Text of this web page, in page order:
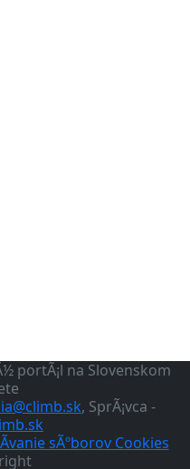
portÃ¡l na Slovenskom
, SprÃ¡vca -
sÃºborov Cookies